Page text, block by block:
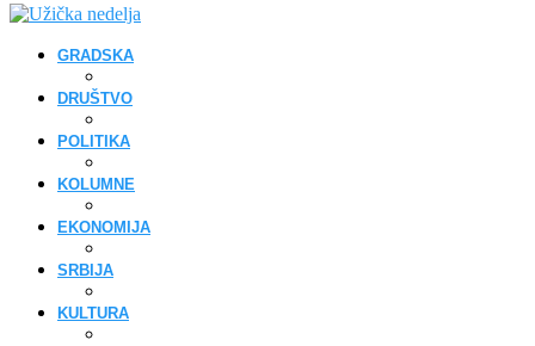
GRADSKA
DRUŠTVO
POLITIKA
KOLUMNE
EKONOMIJA
SRBIJA
KULTURA